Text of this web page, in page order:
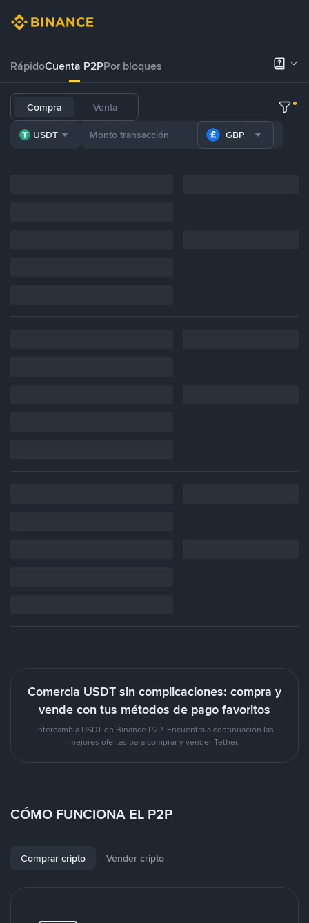
RápidoCuenta P2PPor bloques
Compra Venta
USDT GBP
Comercia USDT sin complicaciones: compra y
vende con tus métodos de pago favoritos
Intercambia USDT en Binance P2P. Encuentra a continuación las
mejores ofertas para comprar y vender Tether.
CÓMO FUNCIONA EL P2P
Comprar cripto Vender cripto